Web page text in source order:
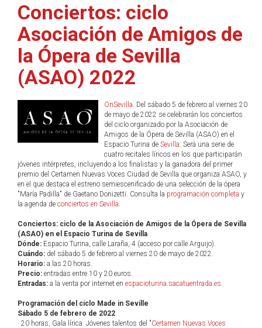
Conciertos: ciclo
Asociación de Amigos de
la Ópera de Sevilla
(ASAO) 2022
OnSevilla. Del sábado 5 de febrero al viernes 20
de mayo de 2022 se celebrarán los conciertos
del ciclo organizado por la Asociación de
Amigos de la Ópera de Sevilla (ASAO) en el
Espacio Turina de Sevilla. Será una serie de
cuatro recitales líricos en los que participarán
jóvenes intérpretes, incluyendo a los finalistas y la ganadora del primer
premio del Certamen Nuevas Voces Ciudad de Sevilla que organiza ASAO, y
en el que destaca el estreno semiescenificado de una selección de la ópera
"María Padilla" de Gaetano Donizetti. Consulta la programación completa y
la agenda de conciertos en Sevilla.
Conciertos: ciclo de la Asociación de Amigos de la Ópera de Sevilla
(ASAO) en el Espacio Turina de Sevilla
Dónde: Espacio Turina, calle Laraña, 4 (acceso por calle Arguijo).
Cuándo: del sábado 5 de febrero al viernes 20 de mayo de 2022.
Horario: a las 20 horas.
Precio: entradas entre 10 y 20 euros.
Entradas: a la venta por internet en espacioturina.sacatuentrada.es.
Programación del ciclo Made in Seville
Sábado 5 de febrero de 2022
· 20 horas, Gala lírica. Jóvenes talentos del "Certamen Nuevas Voces